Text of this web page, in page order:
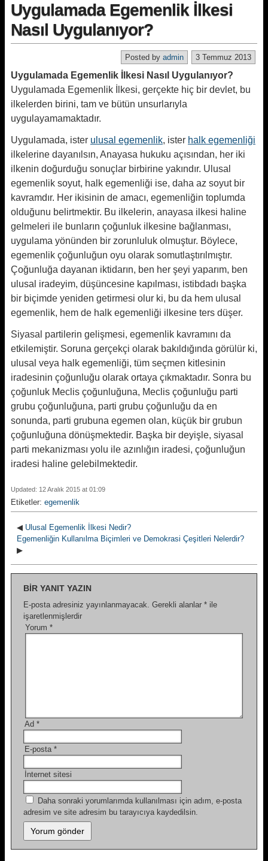
Uygulamada Egemenlik İlkesi
Nasıl Uygulanıyor?
3 Temmuz 2013
Posted by admin
Uygulamada Egemenlik İlkesi Nasıl Uygulanıyor?
Uygulamada Egemenlik İlkesi, gerçekte hiç bir devlet, bu
ilkelerden birini, tam ve bütün unsurlarıyla
uygulayamamaktadır.
Uygulamada, ister ulusal egemenlik, ister halk egemenliği
ilkelerine dayanılsın, Anayasa hukuku açısından, her iki
ilkenin doğurduğu sonuçlar birbirine yakındır. Ulusal
egemenlik soyut, halk egemenliği ise, daha az soyut bir
kavramdır. Her ikisinin de amacı, egemenliğin toplumda
olduğunu belirtmektir. Bu ilkelerin, anayasa ilkesi haline
gelmeleri ile bunların çoğunluk ilkesine bağlanması,
uygulama yönünden bir zorunluluk olmuştur. Böylece,
egemenlik çoğunluğun oyu olarak somutlaştırılmıştır.
Çoğunluğa dayanan iktidarın, ben her şeyi yaparım, ben
ulusal iradeyim, düşüncesine kapılması, istibdadı başka
bir biçimde yeniden getirmesi olur ki, bu da hem ulusal
egemenlik, hem de halk egemenliği ilkesine ters düşer.
Siyasal partilerin gelişmesi, egemenlik kavramını da
etkilemiştir. Soruna gerçekçi olarak bakıldığında görülür ki,
ulusal veya halk egemenliği, tüm seçmen kitlesinin
iradesinin çoğunluğu olarak ortaya çıkmaktadır. Sonra bu
çoğunluk Meclis çoğunluğuna, Meclis çoğunluğu parti
grubu çoğunluğuna, parti grubu çoğunluğu da en
sonunda, parti grubuna egemen olan, küçük bir grubun
çoğunluğuna dönüşmektedir. Başka bir deyişle, siyasal
parti mekanizması yolu ile azınlığın iradesi, çoğunluğun
iradesi haline gelebilmektedir.
Updated: 12 Aralık 2015 at 01:09
Etiketler: egemenlik
◀ Ulusal Egemenlik İlkesi Nedir?
Egemenliğin Kullanılma Biçimleri ve Demokrasi Çeşitleri Nelerdir?
▶
BIR YANIT YAZIN
E-posta adresiniz yayınlanmayacak. Gerekli alanlar * ile
işaretlenmişlerdir
Yorum *
Ad *
E-posta *
İnternet sitesi
Daha sonraki yorumlarımda kullanılması için adım, e-posta
adresim ve site adresim bu tarayıcıya kaydedilsin.